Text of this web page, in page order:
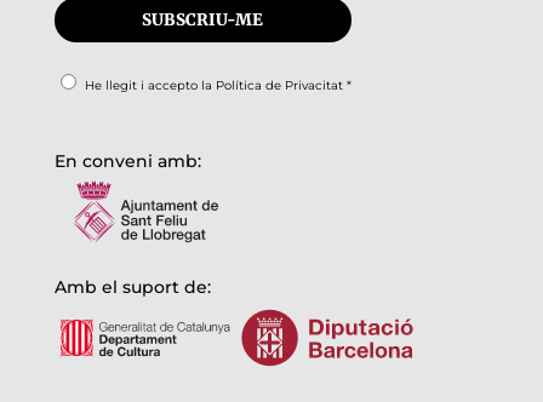
He llegit i accepto la Política de Privacitat*
En conveni amb:
Amb el suport de: